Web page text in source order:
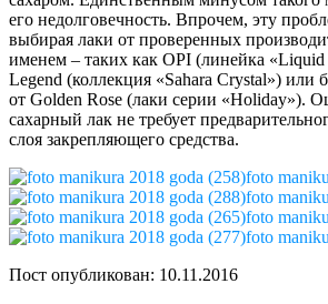
его недолговечность. Впрочем, эту
выбирая лаки от проверенных
именем – таких как OPI (линейка «Liquid
Legend (коллекция «Sahara Crystal») или
от Golden Rose (лаки серии «Holiday»).
сахарный лак не требует
слоя закрепляющего средства.
foto
foto
foto
foto
Пост опубликован: 10.11.2016